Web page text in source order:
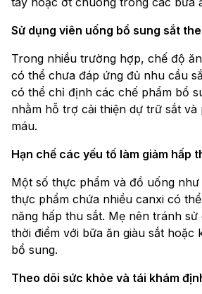
Sử dụng viên uống bổ sung sắt
Trong nhiều trường hợp, chế độ
có thể chưa đáp ứng đủ nhu cầu
có thể chỉ định các chế phẩm bổ
nhằm hỗ trợ cải thiện dự trữ sắt và
máu.
Hạn chế các yếu tố làm giảm hấp
Một số thực phẩm và đồ uống
thực phẩm chứa nhiều canxi có
năng hấp thu sắt. Mẹ nên tránh
thời điểm với bữa ăn giàu sắt hoặc
bổ sung.
Theo dõi sức khỏe và tái khám